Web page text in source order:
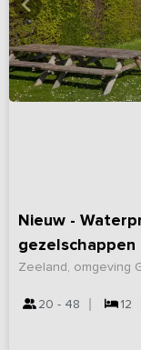
Nieuw -
gezelschappen
Zeeland, omgeving
20 - 48 12